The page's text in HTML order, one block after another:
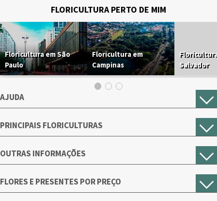
FLORICULTURA PERTO DE MIM
Floricultura em São
Paulo
Floricultura em
Campinas
Salvador
AJUDA
PRINCIPAIS FLORICULTURAS
OUTRAS INFORMAÇÕES
FLORES E PRESENTES POR PREÇO